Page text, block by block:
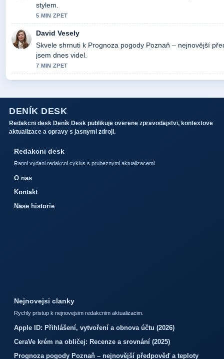
stylem.
5 MIN ZPET
David Vesely
Skvele shrnuti k Prognoza pogody Poznaň – nejnovější
jsem dnes videl.
7 MIN ZPET
DENÍK DESK
Redakcni desk Deník Desk publikuje overene zpravodajstvi, kontextove
aktualizace a opravy s jasnymi zdroji.
Redakcni desk
Ranni vydani redakcni cyklus s prubeznymi aktualizacemi.
O nas
Kontakt
Nase historie
Nejnovejsi clanky
Rychly pristup k nejnovejsim redakcnim aktualizacim.
Apple ID: Přihlášení, vytvoření a obnova účtu (2026)
CeraVe krém na obličej: Recenze a srovnání (2025)
Prognoza pogody Poznaň – nejnovější předpověď a teploty